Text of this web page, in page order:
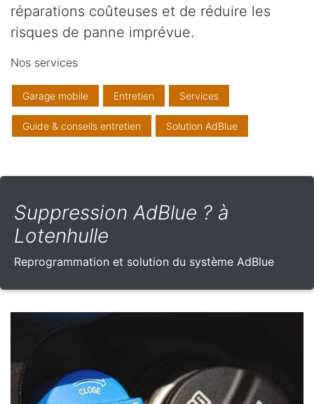
réparations coûteuses et de réduire les
risques de panne imprévue.
Nos services
Garage mobile Entretien Services
Guide & conseils entretien Solution AdBlue
Suppression AdBlue ? à
Lotenhulle
Reprogrammation et solution du système AdBlue